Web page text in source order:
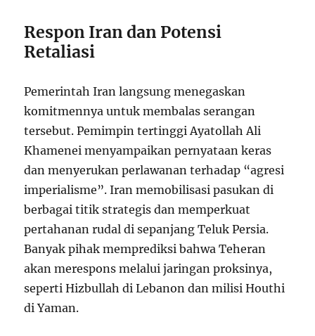
Respon Iran dan Potensi
Retaliasi
Pemerintah Iran langsung menegaskan
komitmennya untuk membalas serangan
tersebut. Pemimpin tertinggi Ayatollah Ali
Khamenei menyampaikan pernyataan keras
dan menyerukan perlawanan terhadap “agresi
imperialisme”. Iran memobilisasi pasukan di
berbagai titik strategis dan memperkuat
pertahanan rudal di sepanjang Teluk Persia.
Banyak pihak memprediksi bahwa Teheran
akan merespons melalui jaringan proksinya,
seperti Hizbullah di Lebanon dan milisi Houthi
di Yaman.